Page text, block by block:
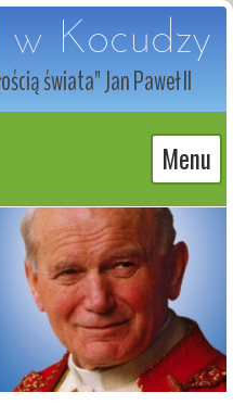
w Kocudzy
świata" Jan Paweł II
Menu